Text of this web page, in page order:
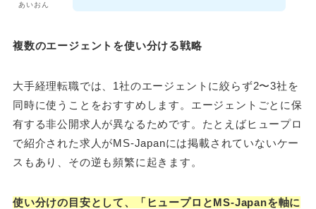
あいおん
複数のエージェントを使い分ける戦略
大手経理転職では、1社のエージェントに絞らず2〜3社を
同時に使うことをおすすめします。エージェントごとに保
有する非公開求人が異なるためです。たとえばヒュープロ
で紹介された求人がMS-Japanには掲載されていないケー
スもあり、その逆も頻繁に起きます。
使い分けの目安として、「ヒュープロとMS-Japanを軸に